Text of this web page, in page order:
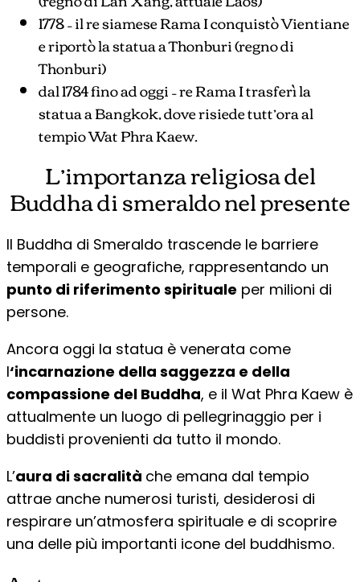
1778 – il re siamese Rama I conquistò Vientiane
e riportò la statua a Thonburi (regno di
Thonburi)
dal 1784 fino ad oggi – re Rama I trasferì la
statua a Bangkok, dove risiede tutt’ora al
tempio Wat Phra Kaew.
L’importanza religiosa del
Buddha di smeraldo nel presente
Il Buddha di Smeraldo trascende le barriere
temporali e geografiche, rappresentando un
punto di riferimento spirituale per milioni di
persone.
Ancora oggi la statua è venerata come
l‘incarnazione della saggezza e della
compassione del Buddha, e il Wat Phra Kaew è
attualmente un luogo di pellegrinaggio per i
buddisti provenienti da tutto il mondo.
L’aura di sacralità che emana dal tempio
attrae anche numerosi turisti, desiderosi di
respirare un’atmosfera spirituale e di scoprire
una delle più importanti icone del buddhismo.